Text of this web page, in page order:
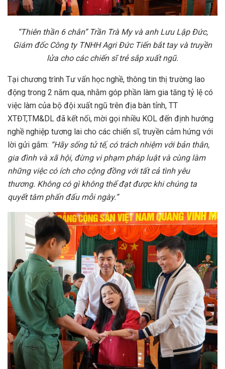
“Thiên thần 6 chân” Trần Trà My và anh Lưu Lập Đức,
Giám đốc Công ty TNHH Agri Đức Tiến bắt tay và truyền
lửa cho các chiến sĩ trẻ sắp xuất ngũ.
Tại chương trình Tư vấn học nghề, thông tin thị trường lao
động trong 2 năm qua, nhằm góp phần làm gia tăng tỷ lệ có
việc làm của bộ đội xuất ngũ trên địa bàn tỉnh, TT
XTĐT,TM&DL đã kết nối, mời gọi nhiều KOL đến định hướng
nghề nghiệp tương lai cho các chiến sĩ, truyền cảm hứng với
lời gửi gắm: “Hãy sống tử tế, có trách nhiệm với bản thân,
gia đình và xã hội, đừng vi phạm pháp luật và cùng làm
những việc có ích cho cộng đồng với tất cả tình yêu
thương. Không có gì không thể đạt được khi chúng ta
quyết tâm phấn đấu mỗi ngày.”